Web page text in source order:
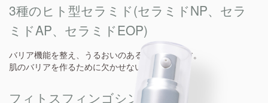
3種のヒト型セラミド(セラミドNP、セラ
ミドAP、セラミドEOP)
バリア機能を整え、うるおいのある肌へ導きます。
肌のバリアを作るために欠かせない成分です。
フィトスフィンゴシン